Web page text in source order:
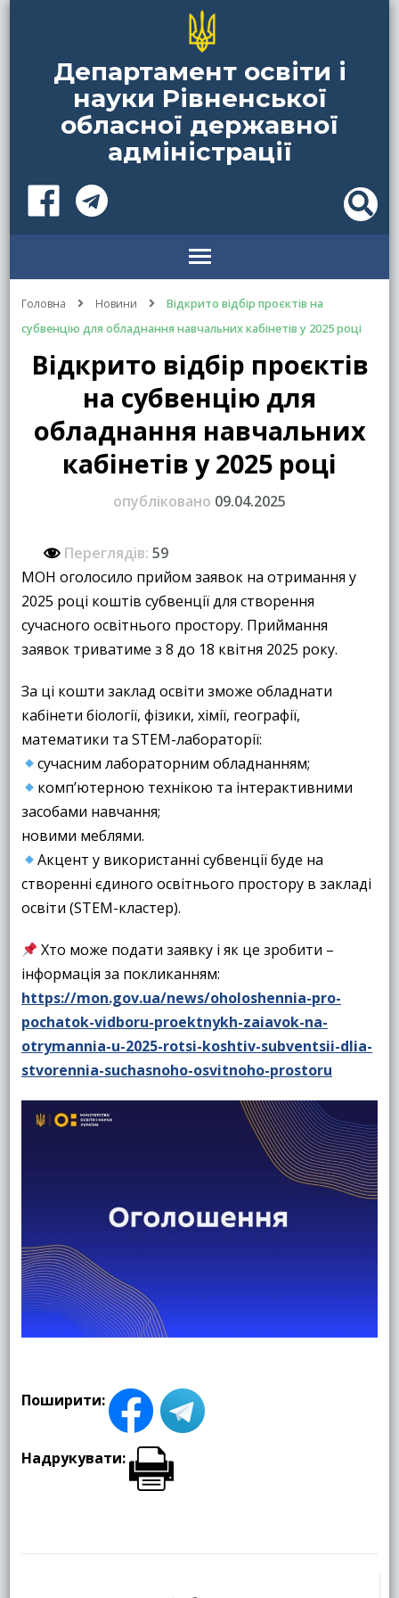
Департамент освіти і
науки Рівненської
обласної державної
адміністрації
Головна Новини
Відкрито відбір проєктів на
субвенцію для обладнання навчальних кабінетів у 2025 році
Відкрито відбір проєктів
на субвенцію для
обладнання навчальних
кабінетів у 2025 році
опубліковано 09.04.2025
Переглядів: 59
МОН оголосило прийом заявок на отримання у
2025 році коштів субвенції для створення
сучасного освітнього простору. Приймання
заявок триватиме з 8 до 18 квітня 2025 року.
За ці кошти заклад освіти зможе обладнати
кабінети біології, фізики, хімії, географії,
математики та STEM-лабораторії:
сучасним лабораторним обладнанням;
комп’ютерною технікою та інтерактивними
засобами навчання;
новими меблями.
Акцент у використанні субвенції буде на
створенні єдиного освітнього простору в закладі
освіти (STEM-кластер).
Хто може подати заявку і як це зробити –
інформація за покликанням:
https://mon.gov.ua/news/oholoshennia-pro-
pochatok-vidboru-proektnykh-zaiavok-na-
otrymannia-u-2025-rotsi-koshtiv-subventsii-dlia-
stvorennia-suchasnoho-osvitnoho-prostoru
Поширити:
Надрукувати: